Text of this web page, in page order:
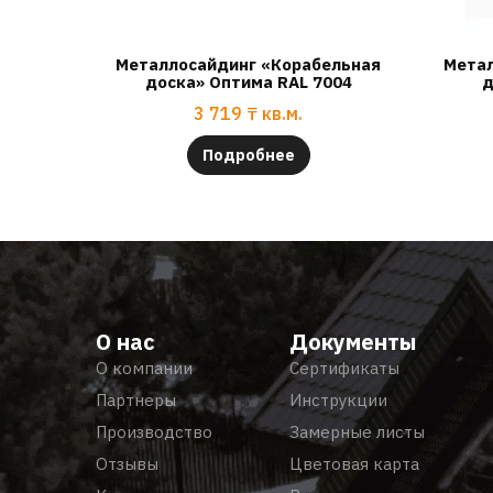
Металлосайдинг «Корабельная
доска» Оптима RAL 7004
3 719 ₸ кв.м.
Подробнее
О нас
О компании
Партнеры
Производство
Отзывы
Документы
Сертификаты
Инструкции
Замерные листы
Цветовая карта